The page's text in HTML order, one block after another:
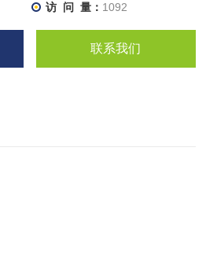
访 问 量： 1092
联系我们